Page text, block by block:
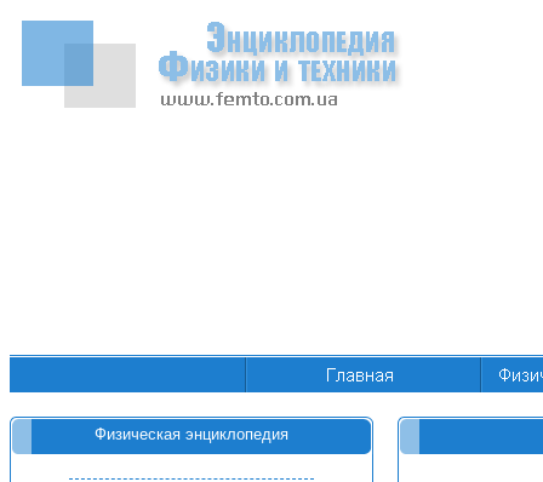
Физическая энциклопедия